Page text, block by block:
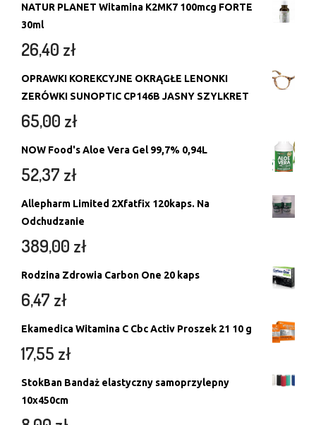
NATUR PLANET Witamina K2MK7 100mcg FORTE
30ml
26,40 zł
OPRAWKI KOREKCYJNE OKRĄGŁE LENONKI
ZERÓWKI SUNOPTIC CP146B JASNY SZYLKRET
65,00 zł
NOW Food's Aloe Vera Gel 99,7% 0,94L
52,37 zł
Allepharm Limited 2Xfatfix 120kaps. Na
Odchudzanie
389,00 zł
Rodzina Zdrowia Carbon One 20 kaps
6,47 zł
Ekamedica Witamina C Cbc Activ Proszek 21 10 g
17,55 zł
StokBan Bandaż elastyczny samoprzylepny
10x450cm